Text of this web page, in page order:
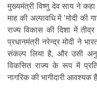
मुख्यमंत्री विष्णु देव साय ने
माह की अल्पावधि में 'मोदी
राज्य विकास की दिशा में
प्रधानमंत्री नरेन्द्र मोदी ने
संकल्प लिया है, और उसी
विकसित राज्य के रूप में
नागरिक की भागीदारी आवश्यक